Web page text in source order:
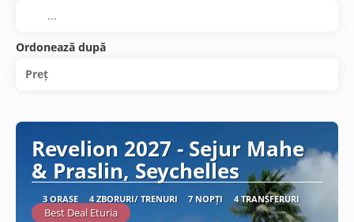
Ordonează după
Preț
Revelion 2027 - Sejur Mahe
& Praslin, Seychelles
3 ORAȘE 4 ZBORURI/ TRENURI 7 NOPȚI 4 TRANSFERURI
Best Deal Eturia